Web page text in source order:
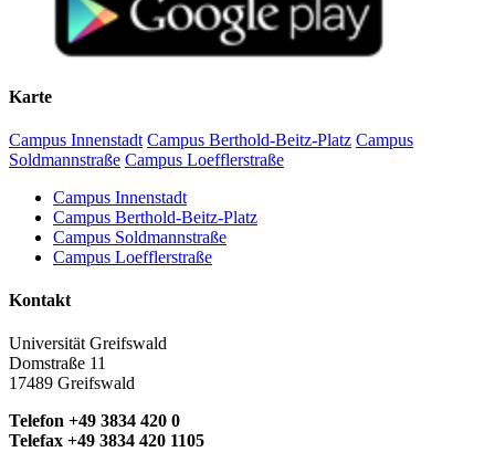
Karte
Campus Innenstadt Campus Berthold-Beitz-Platz Campus
Soldmannstraße Campus Loefflerstraße
Campus Innenstadt
Campus Berthold-Beitz-Platz
Campus Soldmannstraße
Campus Loefflerstraße
Kontakt
Universität Greifswald
Domstraße 11
17489 Greifswald
Telefon +49 3834 420 0
Telefax +49 3834 420 1105